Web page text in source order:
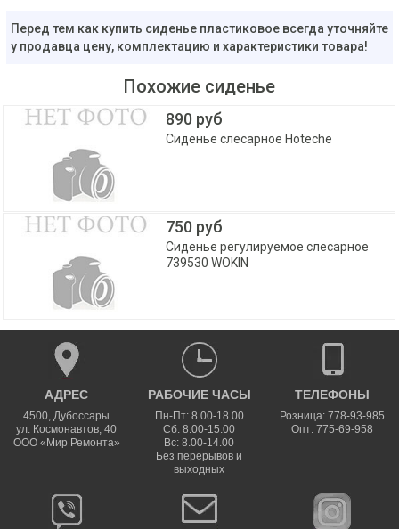
Перед тем как купить сиденье пластиковое всегда уточняйте
у продавца цену, комплектацию и характеристики товара!
Похожие сиденье
890 руб
Сиденье слесарное Hoteche
750 руб
Сиденье регулируемое слесарное
739530 WOKIN
АДРЕС
4500,Дубоссары
ул. Космонавтов, 40
ООО «Мир Ремонта»
РАБОЧИЕ ЧАСЫ
Пн-Пт: 8.00-18.00
Сб: 8.00-15.00
Вс: 8.00-14.00
Без перерывов и
выходных
ТЕЛЕФОНЫ
Розница: 778-93-985
Опт: 775-69-958